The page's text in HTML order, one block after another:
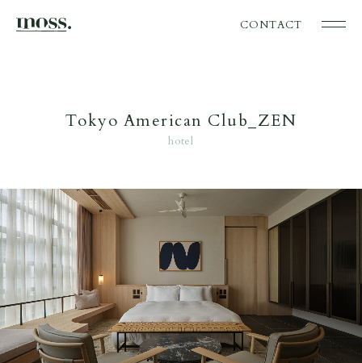
CONTACT
Tokyo American Club_ZEN
hotel